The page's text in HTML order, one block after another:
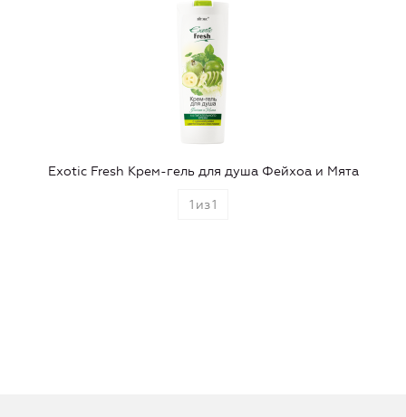
Exotic Fresh Крем-гель для душа Фейхоа и Мята
1 из1